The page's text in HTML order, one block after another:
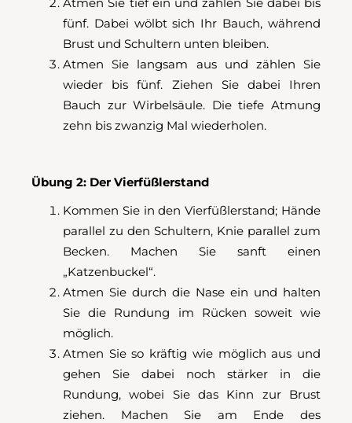
fünf. Dabei wölbt sich Ihr Bauch, während
Brust und Schultern unten bleiben.
Atmen Sie langsam aus und zählen Sie
wieder bis fünf. Ziehen Sie dabei Ihren
Bauch zur Wirbelsäule. Die tiefe Atmung
zehn bis zwanzig Mal wiederholen.
Übung 2: Der Vierfüßlerstand
Kommen Sie in den Vierfüßlerstand; Hände
parallel zu den Schultern, Knie parallel zum
Becken. Machen Sie sanft einen
„Katzenbuckel“.
Atmen Sie durch die Nase ein und halten
Sie die Rundung im Rücken soweit wie
möglich.
Atmen Sie so kräftig wie möglich aus und
gehen Sie dabei noch stärker in die
Rundung, wobei Sie das Kinn zur Brust
ziehen. Machen Sie am Ende des